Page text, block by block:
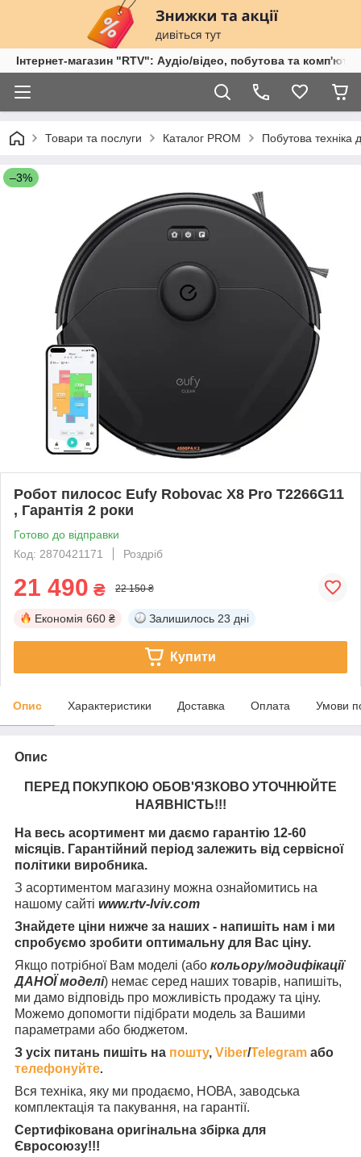
Інтернет-магазин "RTV": Аудіо/відео, побутова та
Товари та послуги Каталог PROM Побутова техніка
–3%
Робот пилосос Eufy Robovac X8 Pro T2266G11
, Гарантія 2 роки
Готово до відправки
Код: 2870421171
Роздріб
21 490 ₴ 22 150 ₴
Економія 660 ₴ Залишилось 23 дні
Купити
Опис Характеристики Доставка Оплата Умови
Опис
ПЕРЕД ПОКУПКОЮ ОБОВ'ЯЗКОВО УТОЧНЮЙТЕ
НАЯВНІСТЬ!!!
На весь асортимент ми даємо гарантію 12-60
місяців. Гарантійний період залежить від сервісної
політики виробника.
З асортиментом магазину можна ознайомитись на
нашому сайті www.rtv-lviv.com
Знайдете ціни нижче за наших - напишіть нам і ми
спробуємо зробити оптимальну для Вас ціну.
Якщо потрібної Вам моделі (або кольору/модифікації
ДАНОЇ моделі) немає серед наших товарів, напишіть,
ми дамо відповідь про можливість продажу та ціну.
Можемо допомогти підібрати модель за Вашими
параметрами або бюджетом.
З усіх питань пишіть на пошту, Viber/Telegram або
телефонуйте.
Вся техніка, яку ми продаємо, НОВА, заводська
комплектація та пакування, на гарантії.
Сертифікована оригінальна збірка для
Євросоюзу!!!